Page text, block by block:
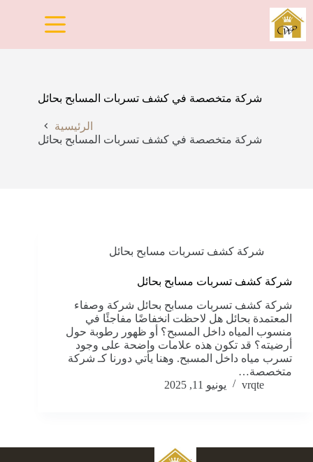
التجاوز
إلى
المحتوى
شركة متخصصة في كشف تسربات المسابح بحائل
الرئيسية
شركة متخصصة في كشف تسربات المسابح بحائل
شركة كشف تسربات مسابح بحائل
شركة كشف تسربات مسابح بحائل
شركة كشف تسربات مسابح بحائل شركة وصفاء
المعتمدة بحائل هل لاحظت انخفاضًا مفاجئًا في
منسوب المياه داخل المسبح؟ أو ظهور رطوبة حول
أرضيته؟ قد تكون هذه علامات واضحة على وجود
تسرب مياه داخل المسبح. وهنا يأتي دورنا كـ شركة
متخصصة…
vrqte
يونيو 11, 2025